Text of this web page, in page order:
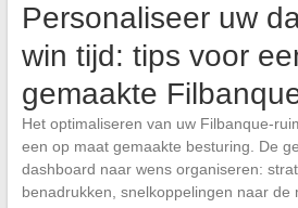
Personaliseer uw
win tijd: tips voor
gemaakte
Het optimaliseren van uw Filbanque-
een op maat gemaakte besturing. De
dashboard naar wens organiseren:
benadrukken, snelkoppelingen naar de